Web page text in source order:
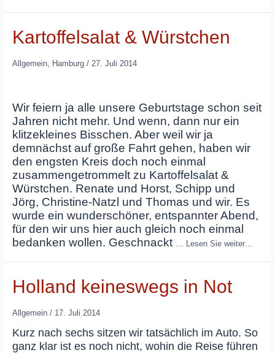
Kartoffelsalat & Würstchen
Allgemein, Hamburg/ 27. Juli 2014
Wir feiern ja alle unsere Geburtstage schon seit
Jahren nicht mehr. Und wenn, dann nur ein
klitzekleines Bisschen. Aber weil wir ja
demnächst auf große Fahrt gehen, haben wir
den engsten Kreis doch noch einmal
zusammengetrommelt zu Kartoffelsalat &
Würstchen. Renate und Horst, Schipp und
Jörg, Christine-Natzl und Thomas und wir. Es
wurde ein wunderschöner, entspannter Abend,
für den wir uns hier auch gleich noch einmal
bedanken wollen. Geschnackt … Lesen Sie weiter…
Holland keineswegs in Not
Allgemein/ 17. Juli 2014
Kurz nach sechs sitzen wir tatsächlich im Auto. So
ganz klar ist es noch nicht, wohin die Reise führen